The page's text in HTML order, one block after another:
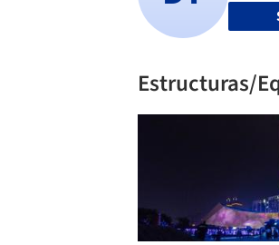
Estructuras/